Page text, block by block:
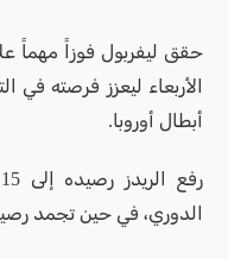
أبطال أوروبا.
الدوري، في حين تجمد رصيد مارسيليا